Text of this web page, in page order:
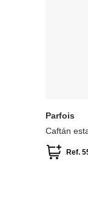
Parfois
Caftán
Ref.